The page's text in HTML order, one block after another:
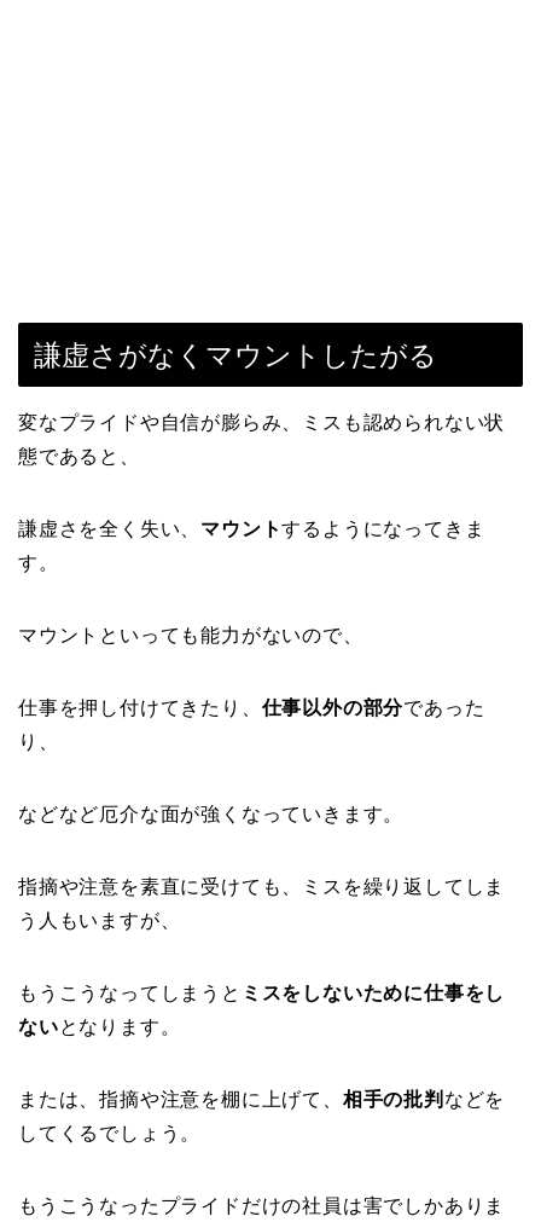
謙虚さがなくマウントしたがる
変なプライドや自信が膨らみ、ミスも認められない状
態であると、
謙虚さを全く失い、 マウントするようになってきま
す。
マウントといっても能力がないので、
仕事を押し付けてきたり、 仕事以外の部分であった
り、
などなど厄介な面が強くなっていきます。
指摘や注意を素直に受けても、ミスを繰り返してしま
う人もいますが、
もうこうなってしまうと ミスをしないために仕事をし
ないとなります。
または、指摘や注意を棚に上げて、 相手の批判 などを
してくるでしょう。
もうこうなったプライドだけの社員は害でしかありま